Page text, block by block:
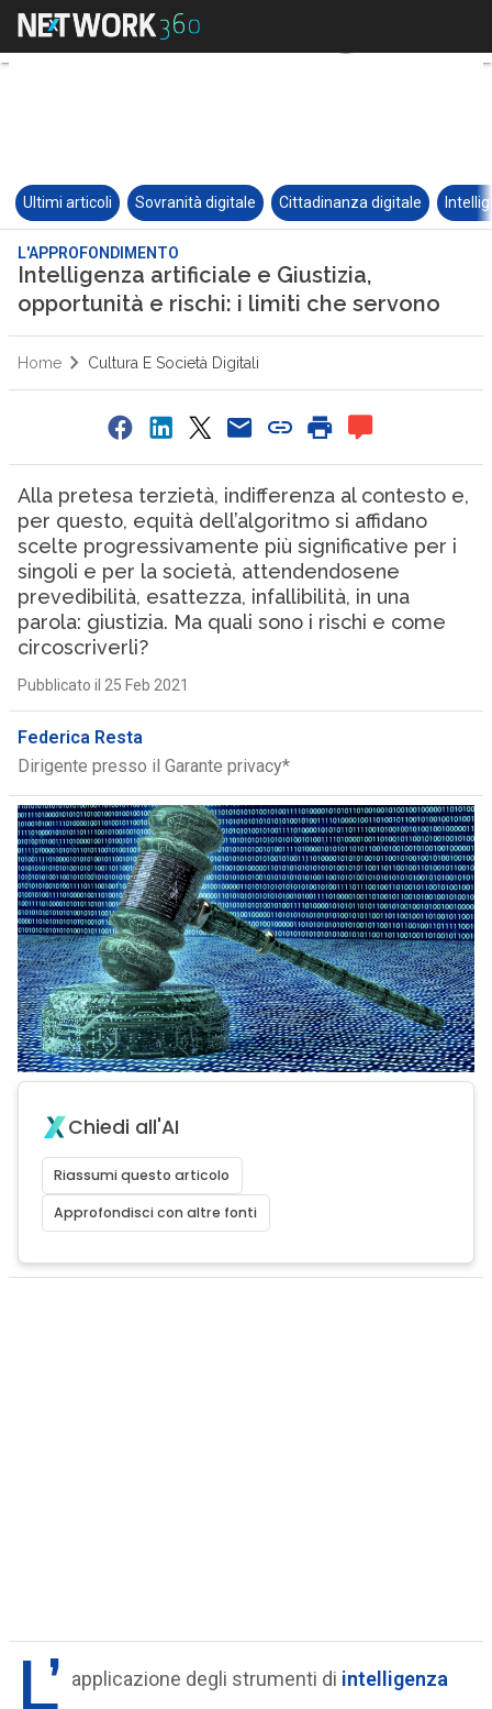
Ultimi articoli Sovranità digitale Cittadinanza digitale
L'APPROFONDIMENTO
Intelligenza artificiale e Giustizia,
opportunità e rischi: i limiti che servono
Home Cultura E Società Digitali
Alla pretesa terzietà, indifferenza al contesto e,
per questo, equità dell’algoritmo si affidano
scelte progressivamente più significative per i
singoli e per la società, attendendosene
prevedibilità, esattezza, infallibilità, in una
parola: giustizia. Ma quali sono i rischi e come
circoscriverli?
Pubblicato il 25 Feb 2021
Federica Resta
Dirigente presso il Garante privacy*
Chiedi all'AI
Riassumi questo articolo
Approfondisci con altre fonti
L’ applicazione degli strumenti di intelligenza